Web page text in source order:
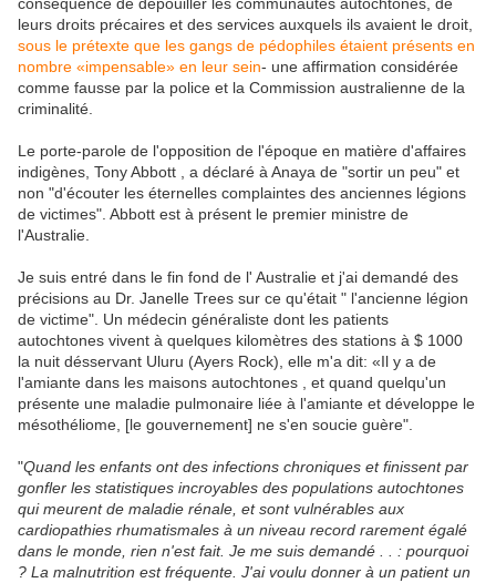
leurs droits précaires et des services auxquels ils avaient le droit,
sous le prétexte que les gangs de pédophiles étaient présents en
nombre «impensable» en leur sein- une affirmation considérée
comme fausse par la police et la Commission australienne de la
criminalité.
Le porte-parole de l'opposition de l'époque en matière d'affaires
indigènes, Tony Abbott , a déclaré à Anaya de "sortir un peu" et
non "d'écouter les éternelles complaintes des anciennes légions
de victimes". Abbott est à présent le premier ministre de
l'Australie.
Je suis entré dans le fin fond de l' Australie et j'ai demandé des
précisions au Dr. Janelle Trees sur ce qu'était " l'ancienne légion
de victime". Un médecin généraliste dont les patients
autochtones vivent à quelques kilomètres des stations à $ 1000
la nuit désservant Uluru (Ayers Rock), elle m'a dit: «Il y a de
l'amiante dans les maisons autochtones , et quand quelqu'un
présente une maladie pulmonaire liée à l'amiante et développe le
mésothéliome, [le gouvernement] ne s'en soucie guère".
"Quand les enfants ont des infections chroniques et finissent par
gonfler les statistiques incroyables des populations autochtones
qui meurent de maladie rénale, et sont vulnérables aux
cardiopathies rhumatismales à un niveau record rarement égalé
dans le monde, rien n'est fait. Je me suis demandé . . : pourquoi
? La malnutrition est fréquente. J'ai voulu donner à un patient un